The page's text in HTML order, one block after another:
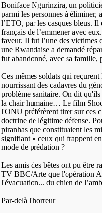
Boniface Ngurinzira, un
parmi les personnes à éliminer,
l’ETO, par les casques bleus.
français de l’emmener avec
faveur. Il fut l’une des victimes
une Rwandaise a demandé
fut abandonné, avec sa famille,
Ces mêmes soldats qui
nourrissant des cadavres du
problème sanitaire. On dit
la chair humaine… Le film
l'ONU préférèrent tirer sur ces
doctrine de légitime défense.
piranhas que constituaient les
signifiant « ceux qui frappent
mode de prédation ?
Les amis des bêtes ont pu être
TV BBC/Arte que l'opération
l'évacuation... du chien de
Par-delà l'horreur